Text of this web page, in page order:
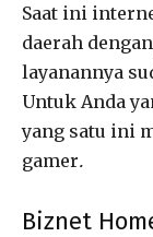
Saat ini
daerah
layanannya
Untuk Anda
yang satu ini
gamer.
Biznet